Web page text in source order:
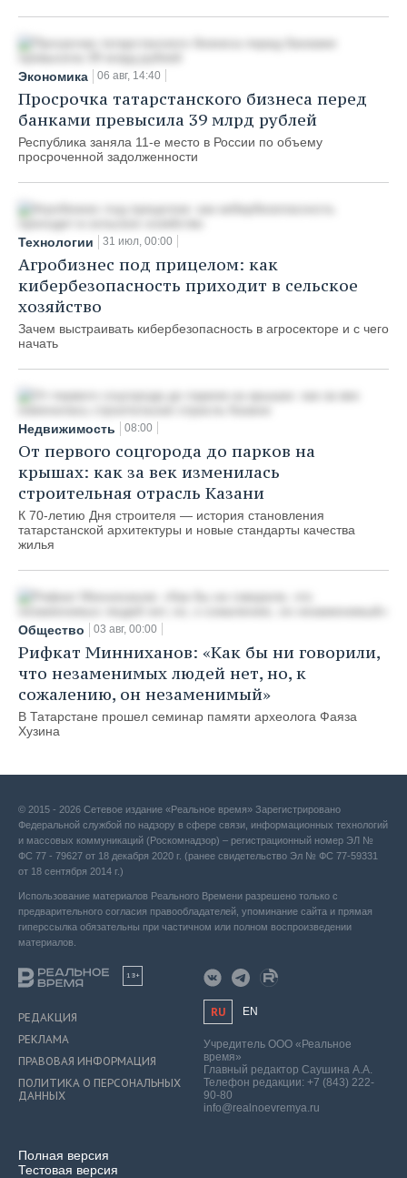
Экономика 06 авг, 14:40
Просрочка татарстанского бизнеса перед
банками превысила 39 млрд рублей
Республика заняла 11-е место в России по объему
просроченной задолженности
Технологии 31 июл, 00:00
Агробизнес под прицелом: как
кибербезопасность приходит в сельское
хозяйство
Зачем выстраивать кибербезопасность в агросекторе и с чего
начать
Недвижимость 08:00
От первого соцгорода до парков на
крышах: как за век изменилась
строительная отрасль Казани
К 70-летию Дня строителя — история становления
татарстанской архитектуры и новые стандарты качества
жилья
Общество 03 авг, 00:00
Рифкат Минниханов: «Как бы ни говорили,
что незаменимых людей нет, но, к
сожалению, он незаменимый»
В Татарстане прошел семинар памяти археолога Фаяза
Хузина
© 2015 - 2026 Сетевое издание «Реальное время» Зарегистрировано
Федеральной службой по надзору в сфере связи, информационных технологий
и массовых коммуникаций (Роскомнадзор) – регистрационный номер ЭЛ №
ФС 77 - 79627 от 18 декабря 2020 г. (ранее свидетельство Эл № ФС 77-59331
от 18 сентября 2014 г.)
Использование материалов Реального Времени разрешено только с
предварительного согласия правообладателей, упоминание сайта и прямая
гиперссылка обязательны при частичном или полном воспроизведении
материалов.
18+
РЕДАКЦИЯ
РЕКЛАМА
ПРАВОВАЯ ИНФОРМАЦИЯ
ПОЛИТИКА О ПЕРСОНАЛЬНЫХ
ДАННЫХ
Полная версия
Тестовая версия
RU EN
Учредитель ООО «Реальное
время»
Главный редактор Саушина А.А.
Телефон редакции: +7 (843) 222-
90-80
info@realnoevremya.ru